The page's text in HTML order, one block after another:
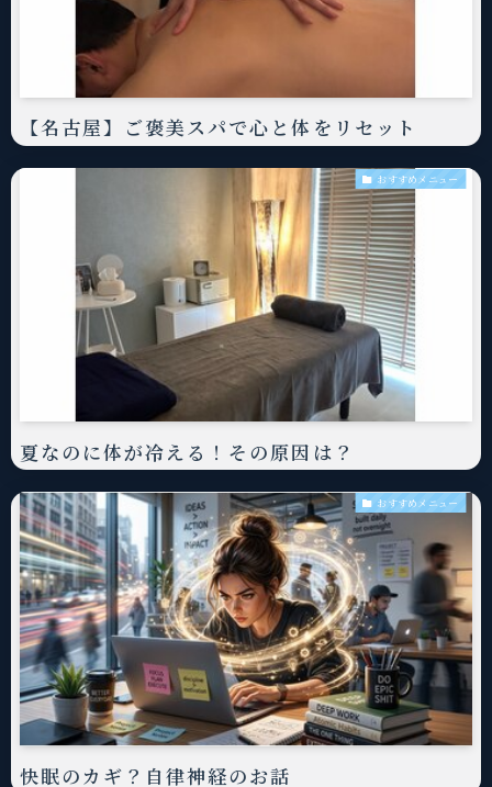
【名古屋】ご褒美スパで心と体をリセット
おすすめメニュー
夏なのに体が冷える！その原因は？
おすすめメニュー
快眠のカギ？自律神経のお話